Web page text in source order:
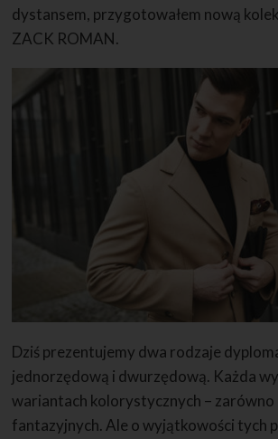
dystansem, przygotowałem nową
ZACK ROMAN.
Dziś prezentujemy dwa rodzaje
jednorzędową i dwurzędową. Każda
wariantach kolorystycznych – zarówno
fantazyjnych. Ale o wyjątkowości tych